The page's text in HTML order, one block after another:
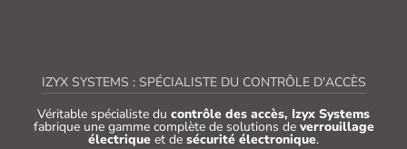
IZYX SYSTEMS : SPÉCIALISTE DU CONTRÔLE D'ACCÈS
Véritable spécialiste du contrôle des accès, Izyx Systems
fabrique une gamme complète de solutions de verrouillage
électrique et de sécurité électronique.